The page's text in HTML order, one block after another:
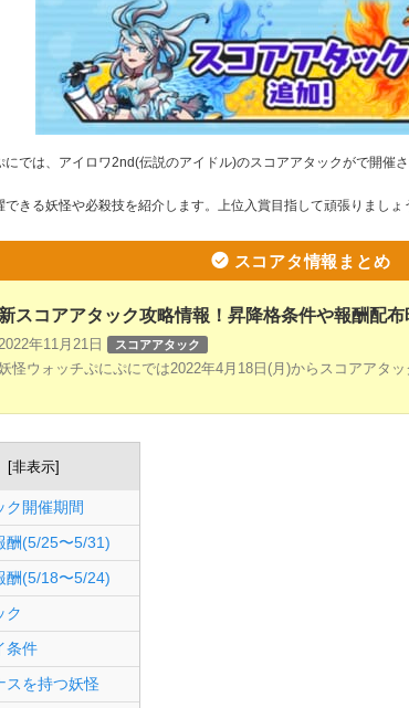
にでは、アイロワ2nd(伝説のアイドル)のスコアアタックがで開催
できる妖怪や必殺技を紹介します。上位入賞目指して頑張りましょ
スコアタ情報まとめ
新スコアアタック攻略情報！昇降格条件や報酬配
2022年11月21日 スコアアタック
怪ウォッチぷにぷにでは2022年4月18日(月)からスコアアタ
[非表示]
ク開催期間
酬(5/25〜5/31)
酬(5/18〜5/24)
ク
条件
スを持つ妖怪